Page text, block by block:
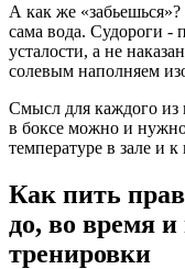
А как же
сама вода. Судороги -
усталости, а не
солевым наполняем
Смысл для каждого из
в боксе можно и
температуре в зале и к
Как пить
до, во время и
тренировки